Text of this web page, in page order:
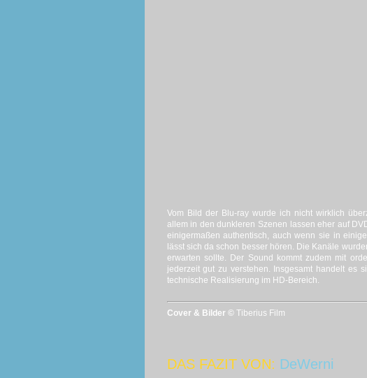
Vom Bild der Blu-ray wurde ich nicht wirklich
allem in den dunkleren Szenen lassen eher auf
einigermaßen authentisch, auch wenn sie in
lässt sich da schon besser hören. Die Kanäle
erwarten sollte. Der Sound kommt zudem mit
jederzeit gut zu verstehen. Insgesamt handelt es
technische Realisierung im HD-Bereich.
Cover & Bilder © Tiberius Film
DAS FAZIT VON: DeWerni